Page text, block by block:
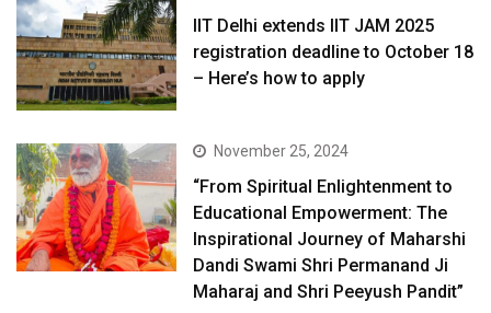
IIT Delhi extends IIT JAM 2025
registration deadline to October 18
– Here’s how to apply
November 25, 2024
“From Spiritual Enlightenment to
Educational Empowerment: The
Inspirational Journey of Maharshi
Dandi Swami Shri Permanand Ji
Maharaj and Shri Peeyush Pandit”